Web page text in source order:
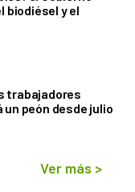
biodiésel y el
trabajadores
peón desde julio
Ver más >